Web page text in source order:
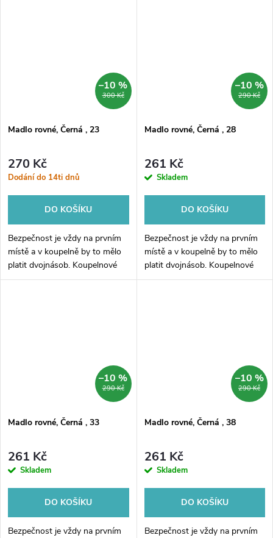
300 Kč
–10 %
Madlo rovné, Černá , 23
270 Kč
Dodání do 14ti dnů
DO KOŠÍKU
Bezpečnost je vždy na prvním
místě a v koupelně by to mělo
platit dvojnásob. Koupelnové
madlo rovné pro montáž na
290 Kč
–10 %
Madlo rovné, Černá , 28
261 Kč
Skladem
DO KOŠÍKU
Bezpečnost je vždy na prvním
místě a v koupelně by to mělo
platit dvojnásob. Koupelnové
madlo rovné pro montáž na
290 Kč
–10 %
Madlo rovné, Černá , 33
261 Kč
Skladem
DO KOŠÍKU
Bezpečnost je vždy na prvním
290 Kč
–10 %
Madlo rovné, Černá , 38
261 Kč
Skladem
DO KOŠÍKU
Bezpečnost je vždy na prvním